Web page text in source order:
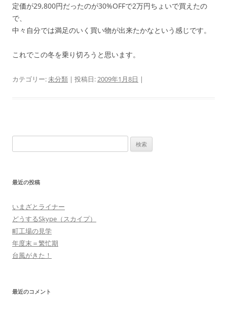
定価が29,800円だったのが30%OFFで2万円ちょいで買えたの
で、
中々自分では満足のいく買い物が出来たかなという感じです。
これでこの冬を乗り切ろうと思います。
カテゴリー:未分類 | 投稿日:2009年1月8日 |
索:
最近の投稿
いまざとライナー
どうするSkype（スカイプ）
町工場の見学
年度末＝繁忙期
台風がきた！
最近のコメント